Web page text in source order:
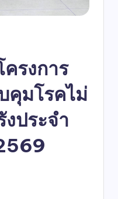
รงการ
คุมโรคไม่
งประจำ